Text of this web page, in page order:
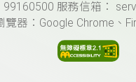
99160500 服務信箱：
覽器：Google Chrome、